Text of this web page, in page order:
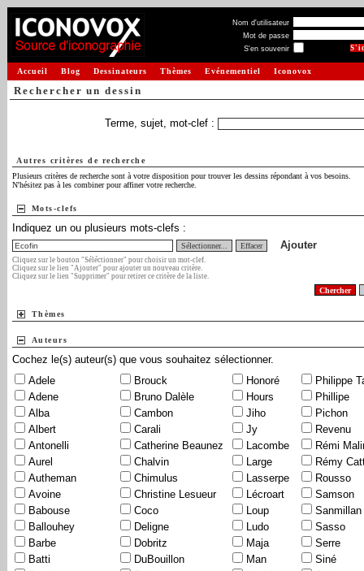
Nom d'utilisateur
Mot de passe
S'en souvenir
Accueil Blog Dessinateurs Thèmes Evénementiel Iconovox
Rechercher un dessin
Terme, sujet, mot-clef :
Autres critères de recherche
Plusieurs critères de recherche sont à votre disposition pour trouver les dessins répondant à vos besoins.
N'hésitez pas à les combiner pour affiner votre recherche.
Mots-clefs
Indiquez un ou plusieurs mots-clefs :
Sélectionner... Effacer Ajouter
Cliquez sur le bouton "Séléctionner" pour choisir un mot-clef.
Cliquez sur le lien "Ajouter" pour ajouter un nouveau critère.
Cliquez sur le lien "Supprimer" pour retirer ce critère de la liste.
Thèmes
Auteurs
Cochez le(s) auteur(s) que vous souhaitez sélectionner.
Adele
Brouck Honoré
Philippe
Adene
Bruno Dalèle Hours
Phillipe
Alba
Cambon Jiho
Pichon
Albert
Carali Jy
Revenu
Antonelli
Catherine Beaunez Lacombe
Rémi
Aurel
Chalvin Large
Rémy
Autheman
Chimulus Lasserpe
Rousso
Avoine
Christine Lesueur Lécroart
Samson
Babouse
Coco Loup
Sanmillan
Ballouhey
Deligne Ludo
Sasso
Barbe
Dobritz Maja
Serre
Batti
DuBouillon Man
Siné